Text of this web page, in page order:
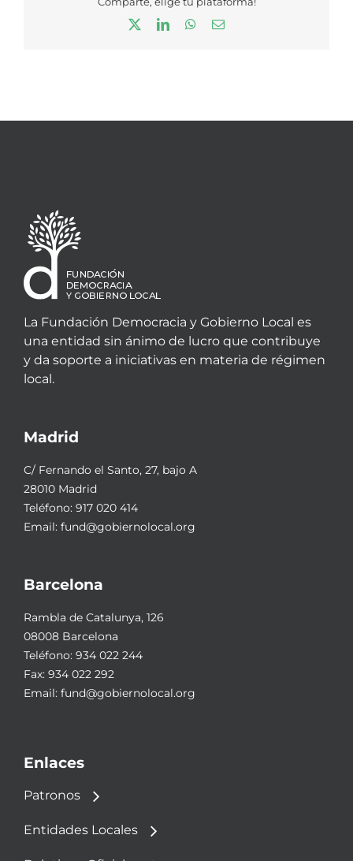
LinkedInWhatsApp
Correo
La Fundación Democracia y Gobierno Local es
una entidad sin ánimo de lucro que contribuye
y da soporte a iniciativas en materia de régimen
local.
Madrid
C/ Fernando el Santo, 27, bajo A
28010 Madrid
Teléfono: 917 020 414
Email: fund@gobiernolocal.org
Barcelona
Rambla de Catalunya, 126
08008 Barcelona
Teléfono: 934 022 244
Fax: 934 022 292
Email: fund@gobiernolocal.org
Enlaces
Patronos
Entidades Locales